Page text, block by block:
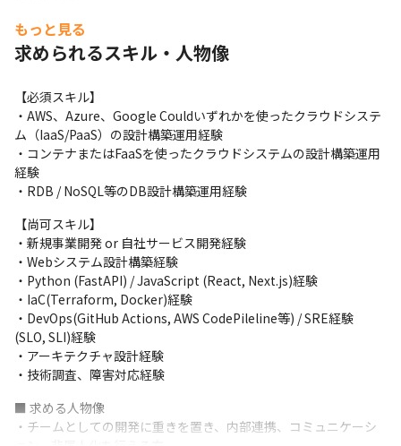
…「移動躊躇層」に向けた新移動サービス『Universal
MaaS』のソフトウェア開発
tech.pasona.co.jp/recruit/project/
■開発環境
・最新の生成AI技術を活用した先進的な開発環境
・柔軟なアーキテクチャ設計による主体的な技術選定が可能
・アジャイル開発手法によるスピーディーな開発サイクル
■従事すべき業務の変更の範囲
【雇入れ直後】求人票に記載の業務　【変更の範囲】会社の定め
る業務全般
もっと見る
求められるスキル・人物像
【必須スキル】
・AWS、Azure、Google Couldいずれかを使ったクラウドシステ
ム（IaaS/PaaS）の設計構築運用経験
・コンテナまたはFaaSを使ったクラウドシステムの設計構築運用
経験
・RDB / NoSQL等のDB設計構築運用経験
【尚可スキル】
・新規事業開発 or 自社サービス開発経験
・Webシステム設計構築経験
・Python (FastAPI) / JavaScript (React, Next.js)経験
・IaC(Terraform, Docker)経験
・DevOps(GitHub Actions, AWS CodePileline等) / SRE経験
(SLO, SLI)経験
・アーキテクチャ設計経験
・技術調査、障害対応経験
■ 求める人物像
・チームとしての開発に重きを置き、内部連携、コミュニケーシ